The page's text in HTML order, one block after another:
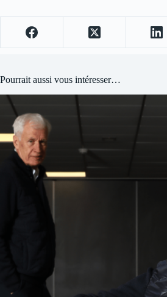
Pourrait aussi vous intéresser…